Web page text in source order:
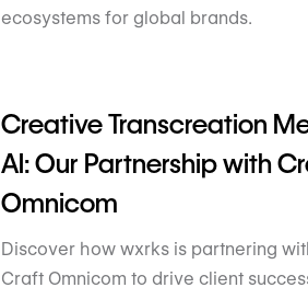
ecosystems for global brands.
Creative Transcreation
AI: Our Partnership with
Omnicom
Discover how wxrks is partnering
Craft Omnicom to drive client